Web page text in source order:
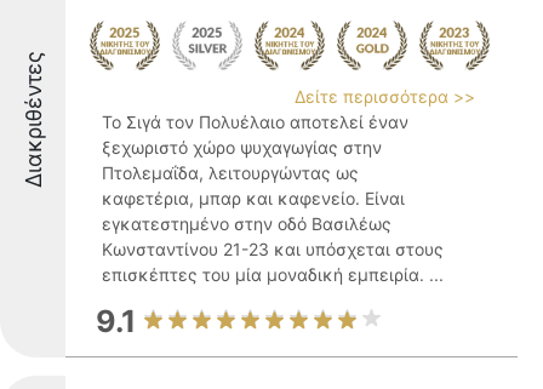
Διακριθέντες
Δείτε περισσότερα >>
Το Σιγά τον Πολυέλαιο αποτελεί έναν
ξεχωριστό χώρο ψυχαγωγίας στην
Πτολεμαΐδα, λειτουργώντας ως
καφετέρια, μπαρ και καφενείο. Είναι
εγκατεστημένο στην οδό Βασιλέως
Κωνσταντίνου 21-23 και υπόσχεται στους
επισκέπτες του μία μοναδική εμπειρία. ...
9.1